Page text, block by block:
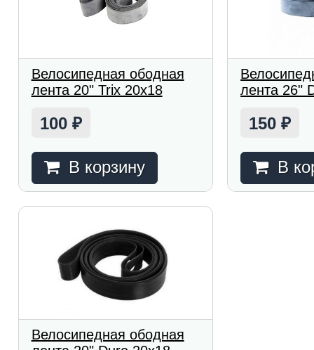
Велосипедная ободная
лента 20" Trix 20х18
100 ₽
В корзину
лента 26"
150₽
В
Велосипедная ободная